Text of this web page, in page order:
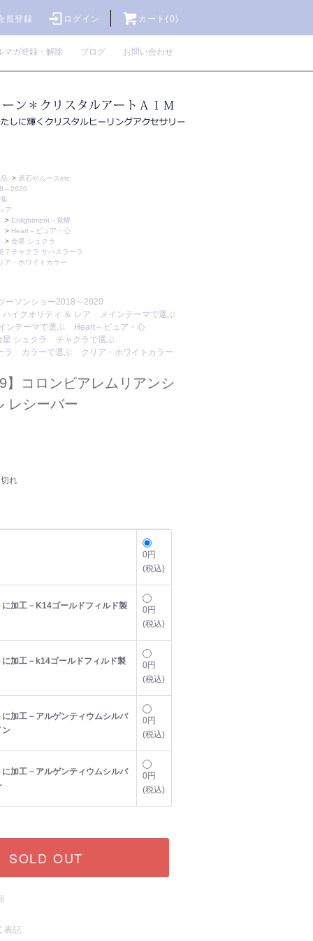
員登録 ログイン カート(0)
マガ登録・解除 ブログ お問い合わせ
> 原石やルースetc
～2020
ア
> Enlightment～覚醒
> Heart～ピュア・心
> 金星 シュクラ
７チャクラ サハスラーラ
ア・ホワイトカラー
ーソンショー2018～2020
ハイクオリティ ＆ レア
メインテーマで選ぶ
ンテーマで選ぶ
Heart～ピュア・心
星 シュクラ
チャクラで選ぶ
ラ
カラーで選ぶ クリア・ホワイトカラー
】コロンビアレムリアンシ
レシーバー
れ
0円
(税込)
加工－K14ゴールドフィルド製
0円
(税込)
加工－k14ゴールドフィルド製
0円
(税込)
加工－アルゲンティウムシルバ
ン
0円
(税込)
加工－アルゲンティウムシルバ
0円
(税込)
SOLD OUT
表記